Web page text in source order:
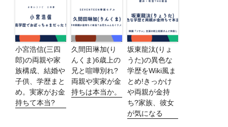
小宮浩信(三四
郎)の両親や家
族構成、結婚や
子供、学歴まと
め。実家がお金
持ちて本当?
久間田琳加(り
んくま)6歳上の
兄と喧嘩別れ?
両親や実家が金
持ちは本当か。
坂東龍汰(りょ
うた)の異色な
学歴をWiki風ま
とめ!きっかけ
や両親が金持
ち?家族、彼女
が気になる